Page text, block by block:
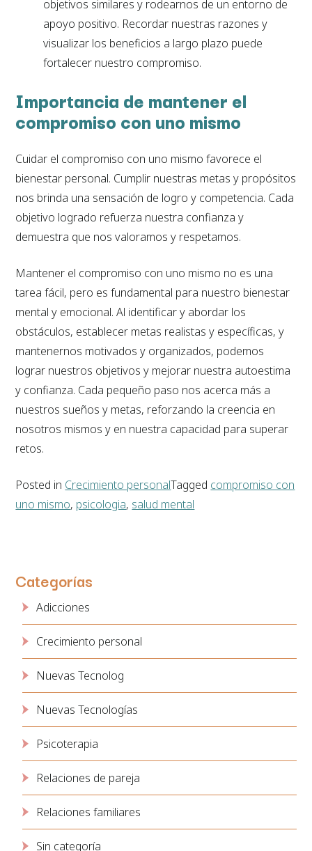
objetivos similares y rodearnos de un entorno de
apoyo positivo. Recordar nuestras razones y
visualizar los beneficios a largo plazo puede
fortalecer nuestro compromiso.
Importancia de mantener el
compromiso con uno mismo
Cuidar el compromiso con uno mismo favorece el
bienestar personal. Cumplir nuestras metas y propósitos
nos brinda una sensación de logro y competencia. Cada
objetivo logrado refuerza nuestra confianza y
demuestra que nos valoramos y respetamos.
Mantener el compromiso con uno mismo no es una
tarea fácil, pero es fundamental para nuestro bienestar
mental y emocional. Al identificar y abordar los
obstáculos, establecer metas realistas y específicas, y
mantenernos motivados y organizados, podemos
lograr nuestros objetivos y mejorar nuestra autoestima
y confianza. Cada pequeño paso nos acerca más a
nuestros sueños y metas, reforzando la creencia en
nosotros mismos y en nuestra capacidad para superar
retos.
Posted in Crecimiento personalTagged compromiso con
uno mismo, psicologia, salud mental
Categorías
Adicciones
Crecimiento personal
Nuevas Tecnolog
Nuevas Tecnologías
Psicoterapia
Relaciones de pareja
Relaciones familiares
Sin categoría